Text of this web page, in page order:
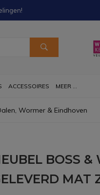
ACCESSOIRES MEER ...
Wormer & Eindhoven
BOSS &
MAT